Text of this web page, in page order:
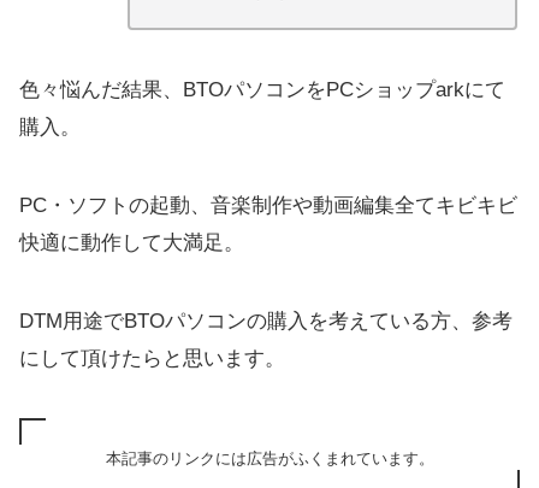
色々悩んだ結果、BTOパソコンをPCショップarkにて
購入。
PC・ソフトの起動、音楽制作や動画編集全てキビキビ
快適に動作して大満足。
DTM用途でBTOパソコンの購入を考えている方、参考
にして頂けたらと思います。
本記事のリンクには広告がふくまれています。